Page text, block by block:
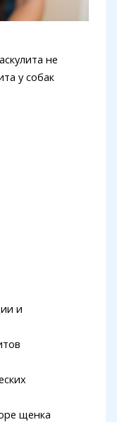
не
у собак
и
щенка